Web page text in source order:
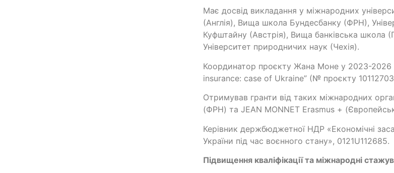
Має досвід викладання у міжнародних
(Англія), Вища школа Бундесбанку (ФРН),
Куфштайну (Австрія), Вища банківська школа
Університет природничих наук (Чехія).
Координатор проєкту Жана Моне у 2023-2026
insurance: case of Ukraine” (№ проєкту
Отримував гранти від таких міжнародних
(ФРН) та JEAN MONNET Erasmus +
Керівник держбюджетної НДР «Економічні
України під час воєнного стану», 0121U112685.
Підвищення кваліфікації та міжнародні